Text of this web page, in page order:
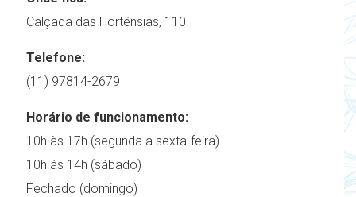
Calçada das Hortênsias, 110
Telefone:
(11) 97814-2679
Horário de funcionamento:
10h às 17h (segunda a sexta-feira)
10h ás 14h (sábado)
Fechado (domingo)